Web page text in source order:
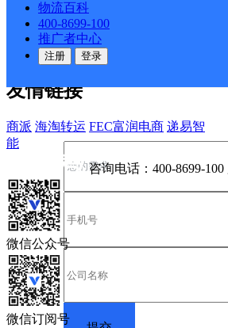
物流百科
400-8699-100
推广者中心
注册 登录
公司介绍 企业动态
合作伙伴 快递鸟接口服务协议
户隐私政策
友情链接
商派 海淘转运 FEC富润电商 递易智
能
咨询电话： 400-8699-100
微信公众号
微信订阅号